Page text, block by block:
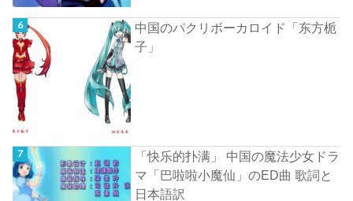
中国のパクリボーカロイド「东方栀
子」
「快乐的扑满」 中国の魔法少女ドラ
マ「巴啦啦小魔仙」のED曲 歌詞と
日本語訳